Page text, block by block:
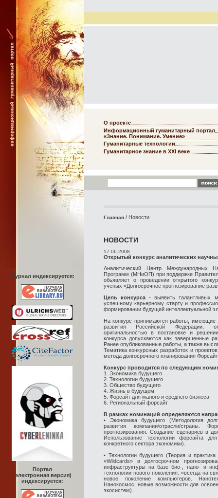
Журнал индексируется:
Портал
(электронная версия)
индексируется:
О проекте
Информационный гуманитарный портал
«Знание. Понимание. Умение»
Гуманитарные технологии
Гуманитарное знание в XXI веке
Главная / Новости
НОВОСТИ
17.06.2008
Открытый конкурс аналитических
Аналитический Центр Международных
Программ (МНиОП) при поддержке
обьявляет о проведении открытого
ученых «Долгосрочное прогнозирование
Цель конкурса - выявить талантливых
успешному карьерному старту и
формировании будущей интеллектуальной
На конкурс принимаются работы, имеющие
развития Российской Федерации,
оригинальностью в постановке и
конкурса допускаются как завершенные
Ранее опубликованные работы, а также
Тематика конкурсных разработок и
метода долгосрочного планирования
Конкурс проводится по следующим
1. Экономика будущего
2. Технологии будущего
3. Общество будущего
4. Жизнь в будущем
5. Форсайт для малого и среднего бизнеса
6. Региональный форсайт
В рамках номинаций определяются
• Экономика будущего (Методология
развития компании/отрасли/страны.
прогнозирования. Создание сценариев в
Использование технологии форсайта
конкретного сектора экономики).
• Технологии будущего (Теория и практика
«Wildcards» в долгосрочном
инфраструктуры на базе био-, нано- и
технологии нового поколения: «всегда на
новое поколение компьютеров.
Нанокосмос: новые возможности для
экосистем).